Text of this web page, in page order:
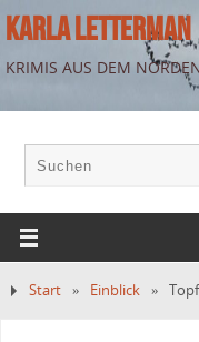
KARLA LETTERMAN
KRIMIS AUS DEM
Start » Einblick »